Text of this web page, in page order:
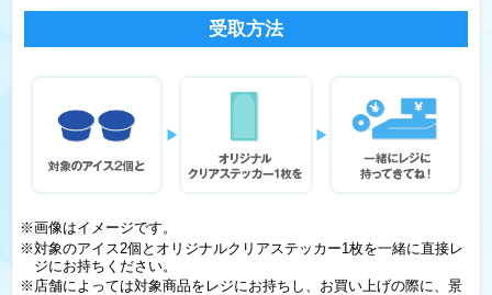
受取方法
※画像はイメージです。
※対象のアイス2個とオリジナルクリアステッカー1枚を一緒に直接レ
ジにお持ちください。
※店舗によっては対象商品をレジにお持ちし、お買い上げの際に、景